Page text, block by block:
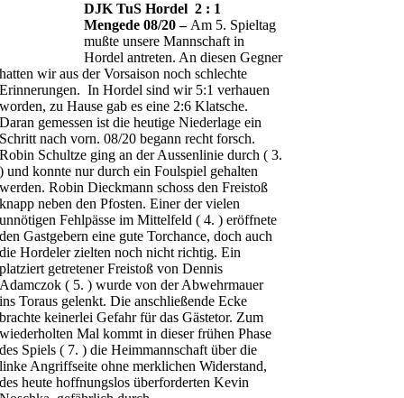
DJK TuS Hordel 2 : 1
Mengede 08/20 – Am 5. Spieltag
mußte unsere Mannschaft in
Hordel antreten. An diesen Gegner
hatten wir aus der Vorsaison noch schlechte
Erinnerungen. In Hordel sind wir 5:1 verhauen
worden, zu Hause gab es eine 2:6 Klatsche.
Daran gemessen ist die heutige Niederlage ein
Schritt nach vorn. 08/20 begann recht forsch.
Robin Schultze ging an der Aussenlinie durch ( 3.
) und konnte nur durch ein Foulspiel gehalten
werden. Robin Dieckmann schoss den Freistoß
knapp neben den Pfosten. Einer der vielen
unnötigen Fehlpässe im Mittelfeld ( 4. ) eröffnete
den Gastgebern eine gute Torchance, doch auch
die Hordeler zielten noch nicht richtig. Ein
platziert getretener Freistoß von Dennis
Adamczok ( 5. ) wurde von der Abwehrmauer
ins Toraus gelenkt. Die anschließende Ecke
brachte keinerlei Gefahr für das Gästetor. Zum
wiederholten Mal kommt in dieser frühen Phase
des Spiels ( 7. ) die Heimmannschaft über die
linke Angriffseite ohne merklichen Widerstand,
des heute hoffnungslos überforderten Kevin